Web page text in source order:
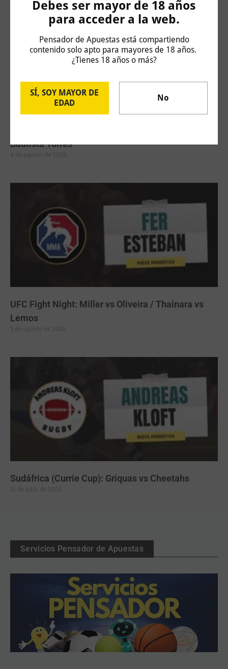
Debes ser mayor de 18 años
para acceder a la web.
Pensador de Apuestas está compartiendo
contenido solo apto para mayores de 18 años.
¿Tienes 18 años o más?
SÍ, SOY MAYOR DE
EDAD
No
Bautista Torres
UFC Fight Night: Miller vs Oliveira / Thainara vs
Lemos
Sudáfrica (Currie Cup): Griquas vs Cheetahs
Servicios Pensador de Apuestas